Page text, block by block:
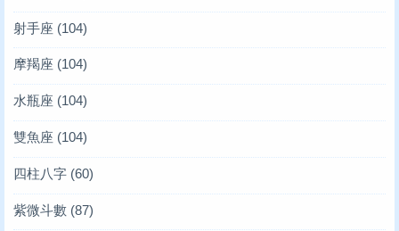
射手座 (104)
摩羯座 (104)
水瓶座 (104)
雙魚座 (104)
四柱八字 (60)
紫微斗數 (87)